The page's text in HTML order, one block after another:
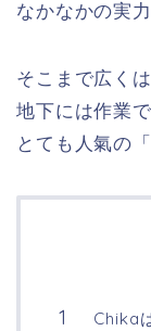
なかなかの実
そこまで広く
地下には作業
とても人氣の
Chika